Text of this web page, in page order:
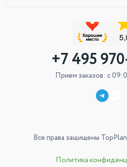
+7 495
Прием заказов: с
Все права защищены
Политика